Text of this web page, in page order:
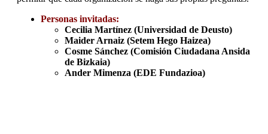
Personas invitadas:
Cecilia Martínez (Universidad de Deusto)
Maider Arnaiz (Setem Hego Haizea)
Cosme Sánchez (Comisión Ciudadana Ansida
de Bizkaia)
Ander Mimenza (EDE Fundazioa)